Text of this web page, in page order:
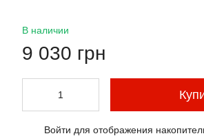
В наличии
9 030 грн
Войти для отображения